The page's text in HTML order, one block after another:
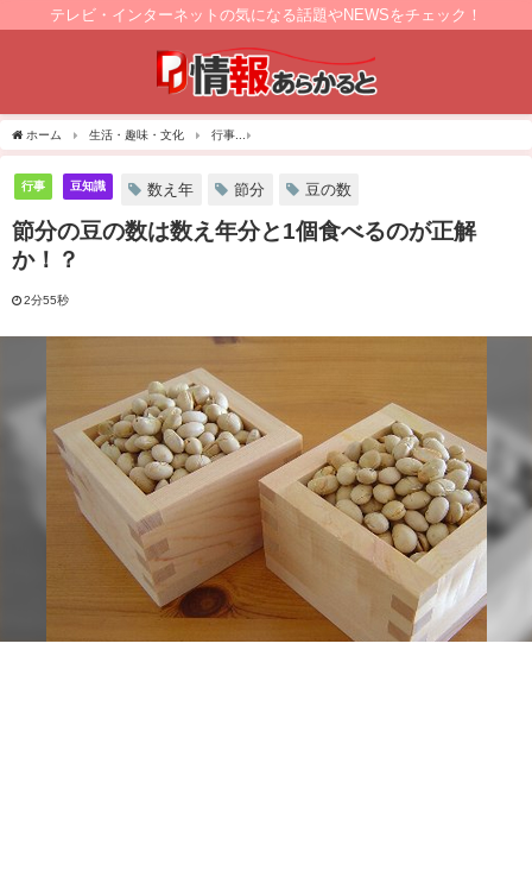
テレビ・インターネットの気になる話題やNEWSをチェック！
ホーム 生活・趣味・文化 行事
行事 豆知識 数え年 節分 豆の数
節分の豆の数は数え年分と1個食べるのが正解
か！？
2分55秒